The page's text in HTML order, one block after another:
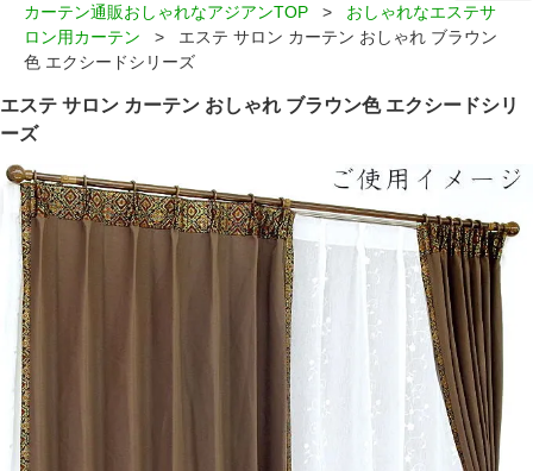
カーテン通販おしゃれなアジアンTOP > おしゃれなエステサ
ロン用カーテン > エステ サロン カーテン おしゃれ ブラウン
色 エクシードシリーズ
エステ サロン カーテン おしゃれ ブラウン色 エクシードシリ
ーズ